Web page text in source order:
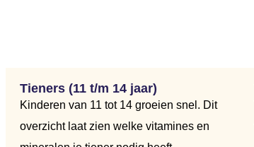
Tieners (11 t/m 14 jaar)
Kinderen van 11 tot 14 groeien snel. Dit
overzicht laat zien welke vitamines en